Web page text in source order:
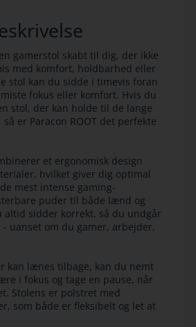
gamerstol skabt til dig, der ikke
med komfort, holdbarhed eller
stol kan du sidde i timevis foran
fokus eller komfort. Hvis du
stol, der kan holde til de lange
er Paracon ROOT det perfekte
et ergonomisk design
hvilket giver dig optimal
mest intense gaming-
puder til både lænd og
altid sidder korrekt, så du undgår
- uanset om du gamer, arbejder,
kan lænes tilbage, kan du nemt
i fokus og tage en pause, når
Stolens er polstret med
som både er fleksibelt og let at